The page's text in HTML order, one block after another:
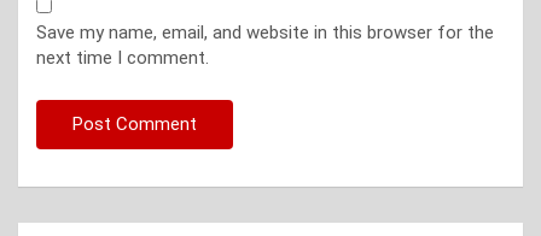
Save my name, email, and website in this browser for the
next time I comment.